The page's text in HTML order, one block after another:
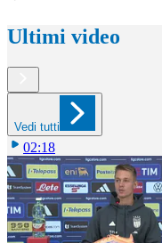
Ultimi video
Vedi tutti
02:18